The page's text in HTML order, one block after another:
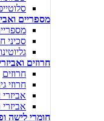
מספריים
סכיני
חרוזים
חרוזים
חרוזי
חומרי לישה